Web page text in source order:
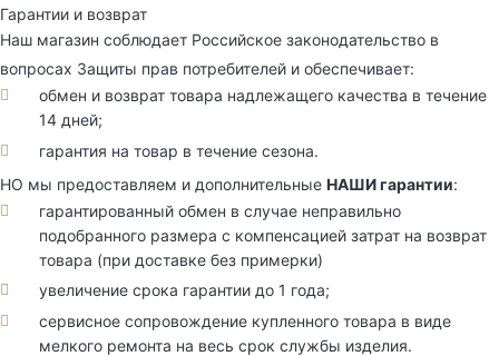
Гарантии и возврат
Наш магазин соблюдает Российское законодательство в
вопросах Защиты прав потребителей и обеспечивает:
обмен и возврат товара надлежащего качества в течение
14 дней;
гарантия на товар в течение сезона.
НО мы предоставляем и дополнительные НАШИ гарантии:
гарантированный обмен в случае неправильно
подобранного размера с компенсацией затрат на возврат
товара (при доставке без примерки)
увеличение срока гарантии до 1 года;
сервисное сопровождение купленного товара в виде
мелкого ремонта на весь срок службы изделия.